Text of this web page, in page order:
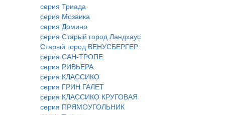
серия Триада
серия Мозаика
серия Домино
серия Старый город Ландхаус
Старый город ВЕНУСБЕРГЕР
серия САН-ТРОПЕ
серия РИВЬЕРА
серия КЛАССИКО
серия ГРИН ГАЛЕТ
серия КЛАССИКО КРУГОВАЯ
серия ПРЯМОУГОЛЬНИК